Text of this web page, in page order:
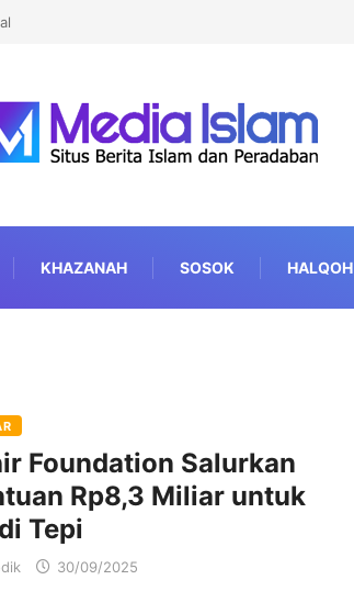
KHAZANAH SOSOK HALQOH
Foundation Salurkan
Rp8,3 Miliar untuk
Tepi
30/09/2025